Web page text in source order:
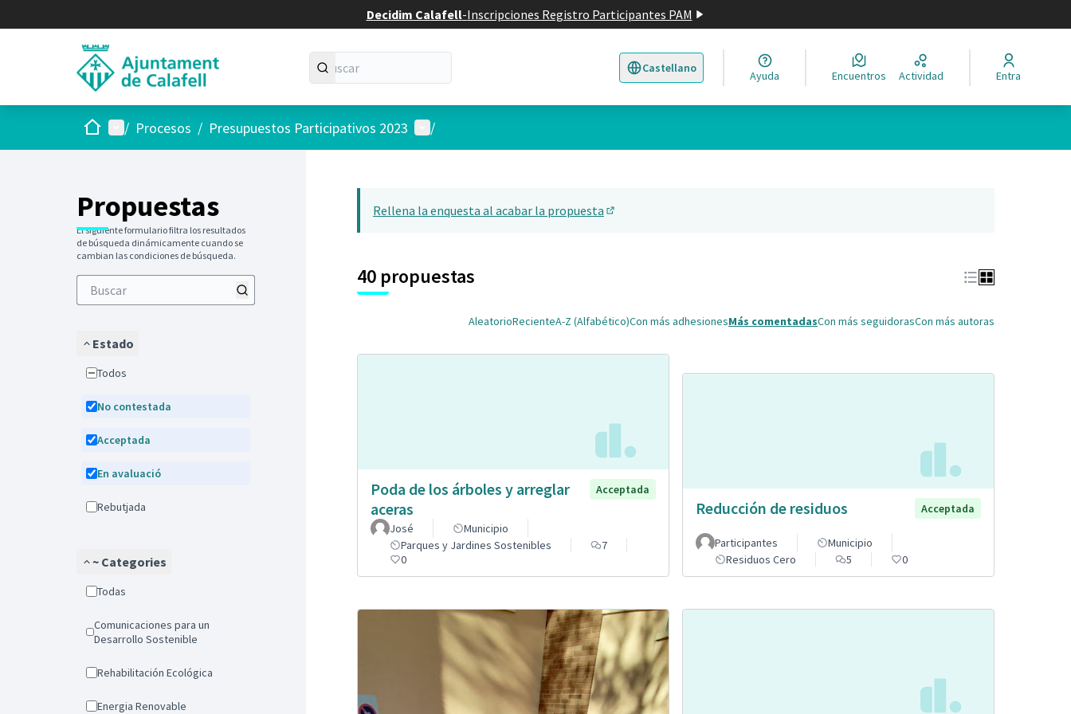
Decidim Calafell-Inscripciones Registro Participantes PAM
Castellano
Triar la llengua Elegir el idioma
Ayuda Encuentros Actividad Entra
InicioMenú principal
/ Procesos / Presupuestos Participativos 2023 Menú de usuario
/
Propuestas
El siguiente formulario filtra los resultados
de búsqueda dinámicamente cuando se
cambian las condiciones de búsqueda.
Estado
Todos
No contestada
Acceptada
En avaluació
Rebutjada
~ Categories
Todas
Comunicaciones para un
Desarrollo Sostenible
Rehabilitación Ecológica
Energia Renovable
22
Rellena la enquesta al acabar la propuesta
40 propuestas
AleatorioRecienteA-Z (Alfabético)Con más adhesionesMás comentadasCon más seguidorasCon más autoras
Poda de los árboles y arreglar
aceras
Acceptada
José
Municipio
Parques y Jardines Sostenibles
7
0
Reducción de residuos Acceptada
Participantes
Municipio
Residuos Cero
5 0